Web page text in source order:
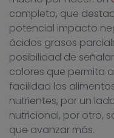
completo, que
potencial impacto
ácidos grasos
posibilidad de
colores que permita
facilidad los
nutrientes, por un
nutricional, por otro,
que avanzar más.